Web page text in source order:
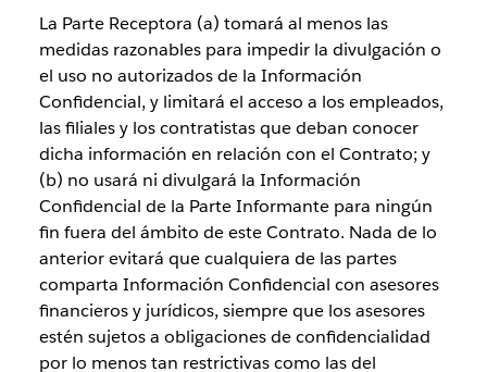
La Parte Receptora (a) tomará al menos las
medidas razonables para impedir la divulgación o
el uso no autorizados de la Información
Confidencial, y limitará el acceso a los empleados,
las filiales y los contratistas que deban conocer
dicha información en relación con el Contrato; y
(b) no usará ni divulgará la Información
Confidencial de la Parte Informante para ningún
fin fuera del ámbito de este Contrato. Nada de lo
anterior evitará que cualquiera de las partes
comparta Información Confidencial con asesores
financieros y jurídicos, siempre que los asesores
estén sujetos a obligaciones de confidencialidad
por lo menos tan restrictivas como las del